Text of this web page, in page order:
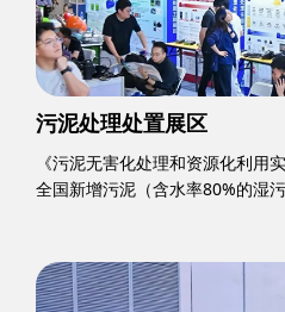
污泥处理处置展区
《污泥无害化处理和资源化利用
全国新增污泥（含水率80%的湿